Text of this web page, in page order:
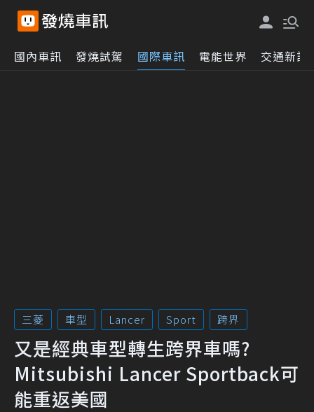
國內車訊 發燒試駕 國際車訊 電能世界 交通新訊
三菱 車型 Lancer Sport 跨界
又是經典車型轉生跨界車嗎?
Mitsubishi Lancer Sportback可
能重返美國